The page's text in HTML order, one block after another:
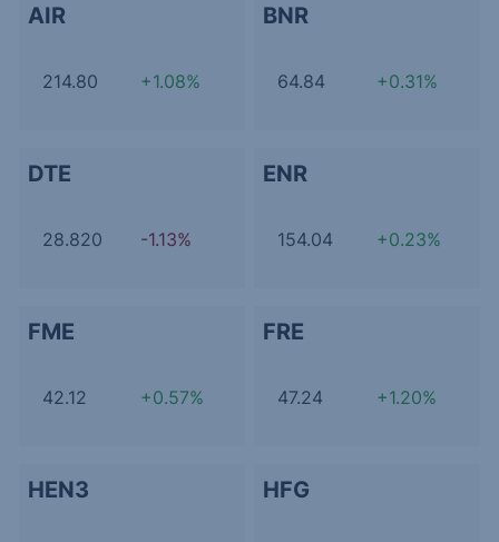
AIR
214.80 +1.08%
BNR
64.84 +0.31%
DTE
28.820 -1.13%
ENR
154.04 +0.23%
FME
42.12 +0.57%
FRE
47.24 +1.20%
HEN3 HFG